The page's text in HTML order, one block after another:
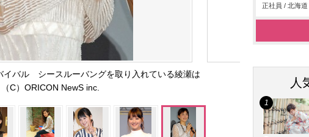
イバル シースルーバングを取り入れている綾瀬は
C）ORICON NewS inc.
正社員 / 北海道
人